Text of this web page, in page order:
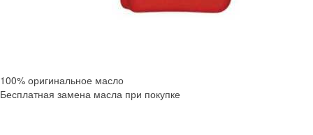
100% оригинальное масло
Бесплатная замена масла при покупке